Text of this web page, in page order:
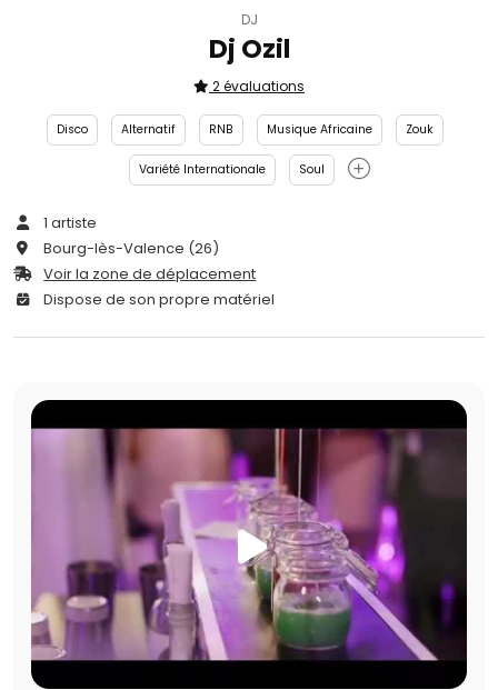
DJ
Dj Ozil
2 évaluations
Disco Alternatif RNB Musique Africaine Zouk
Variété Internationale Soul
1 artiste
Bourg-lès-Valence (26)
Voir la zone de déplacement
Dispose de son propre matériel